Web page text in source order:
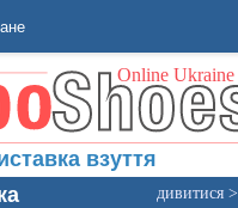
взуття
дивитися >